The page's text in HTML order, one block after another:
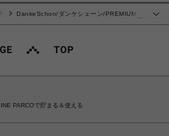
…
DankeSchon/ダンケシェーン/PREMIUM
PARCOで貯まる＆使える